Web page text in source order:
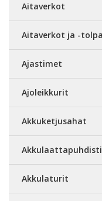
Aitaverkot
Aitaverkot ja -
Ajastimet
Ajoleikkurit
Akkuketjusahat
Akkulaturit